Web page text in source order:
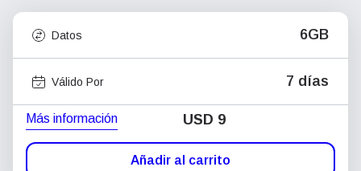
Datos 6GB
Válido Por 7 días
Más información USD 9
Añadir al carrito